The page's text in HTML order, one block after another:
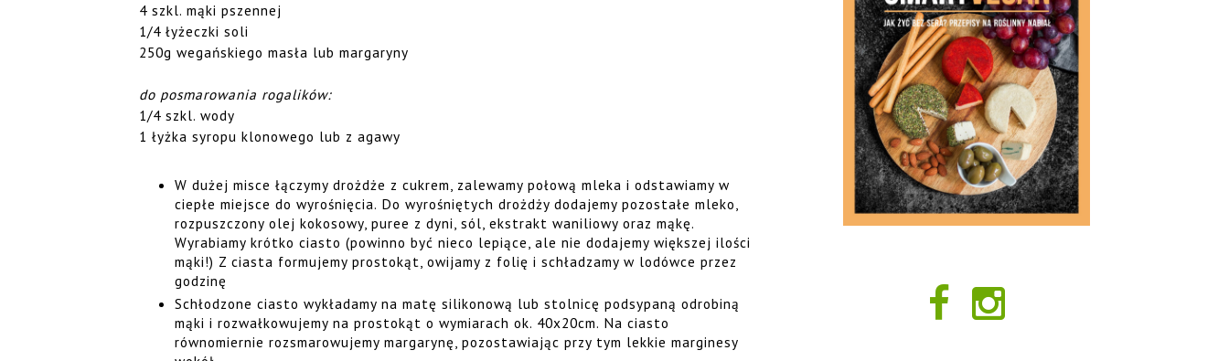
4 szkl. mąki pszennej
1/4 łyżeczki soli
250g wegańskiego masła lub margaryny
do posmarowania rogalików:
1/4 szkl. wody
1 łyżka syropu klonowego lub z agawy
W dużej misce łączymy drożdże z cukrem, zalewamy połową mleka i odstawiamy w
ciepłe miejsce do wyrośnięcia. Do wyrośniętych drożdży dodajemy pozostałe mleko,
rozpuszczony olej kokosowy, puree z dyni, sól, ekstrakt waniliowy oraz mąkę.
Wyrabiamy krótko ciasto (powinno być nieco lepiące, ale nie dodajemy większej ilości
mąki!) Z ciasta formujemy prostokąt, owijamy z folię i schładzamy w lodówce przez
godzinę
Schłodzone ciasto wykładamy na matę silikonową lub stolnicę podsypaną odrobiną
mąki i rozwałkowujemy na prostokąt o wymiarach ok. 40x20cm. Na ciasto
równomiernie rozsmarowujemy margarynę, pozostawiając przy tym lekkie marginesy